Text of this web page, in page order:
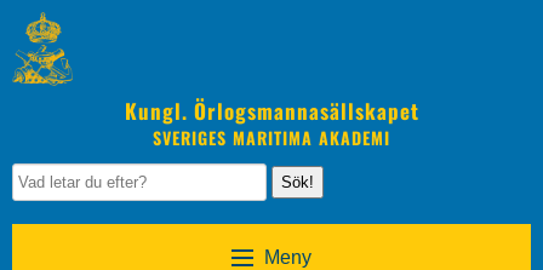
Kungl. Örlogsmannasällskapet
SVERIGES MARITIMA AKADEMI
Sök!
Meny